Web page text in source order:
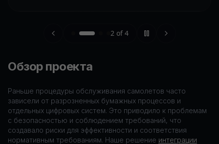
2of 4
Обзор проекта
Раньше процедуры обслуживания самолетов часто
зависели от разрозненных бумажных процессов и
отдельных цифровых систем. Это приводило к проблемам
с безопасностью и соблюдением требований, что
создавало риски для эффективности и соответствия
нормативным требованиям. Наше решение интеграции